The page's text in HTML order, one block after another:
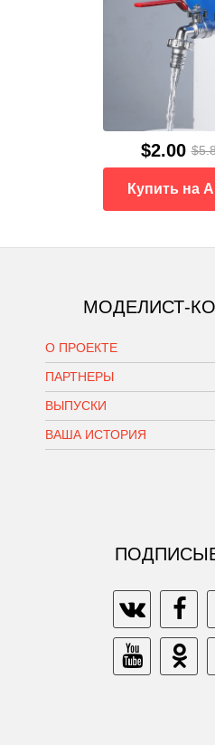
$2.00
Купить на
МОДЕЛИСТ-
О ПРОЕКТЕ
ПАРТНЕРЫ
ВЫПУСКИ
ВАША ИСТОРИЯ